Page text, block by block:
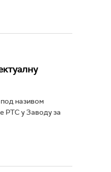
под називом
РТС у Заводу за